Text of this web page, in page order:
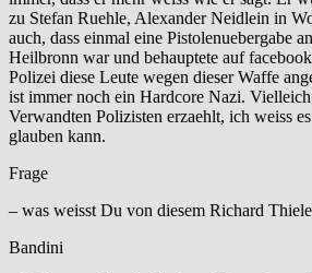
zu Stefan Ruehle, Alexander Neidlein in
auch, dass einmal eine Pistolenuebergabe
Heilbronn war und behauptete auf
Polizei diese Leute wegen dieser Waffe
ist immer noch ein Hardcore Nazi.
Verwandten Polizisten erzaehlt, ich weiss
glauben kann.
Frage
– was weisst Du von diesem Richard
Bandini